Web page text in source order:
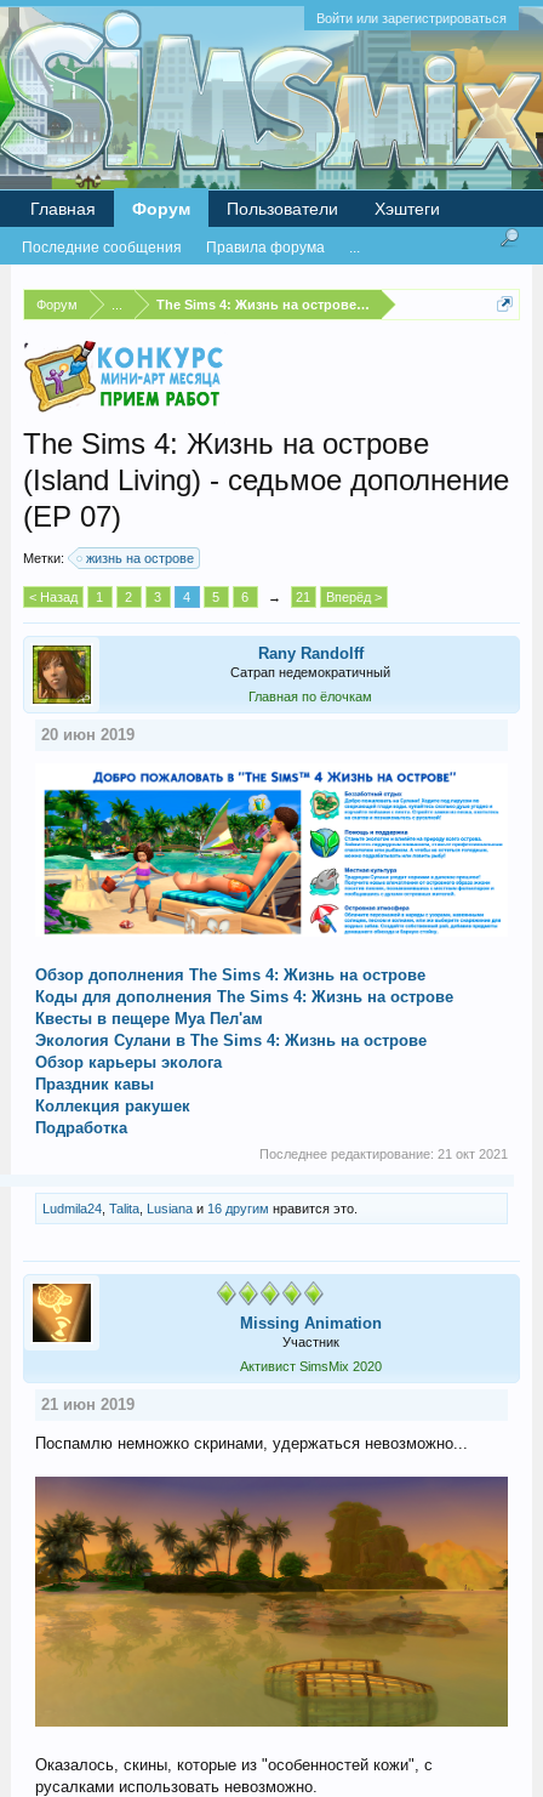
Войти или зарегистрироваться
Форум The Sims 4: Жизнь на острове (Island Living)
The Sims 4: Жизнь на острове
(Island Living) - седьмое дополнение
(EP 07)
Метки: жизнь на острове
< Назад 1 2 3 4 5 6 → 21 Вперёд >
Rany Randolff
Сатрап недемократичный
Главная по ёлочкам
20 июн 2019
Обзор дополнения The Sims 4: Жизнь на острове
Коды для дополнения The Sims 4: Жизнь на острове
Квесты в пещере Муа Пел'ам
Экология Сулани в The Sims 4: Жизнь на острове
Обзор карьеры эколога
Праздник кавы
Коллекция ракушек
Подработка
Последнее редактирование:21 окт 2021
Ludmila24, Talita, Lusianaи 16 другим нравится это.
Missing Animation
Участник
Активист SimsMix 2020
21 июн 2019
Поспамлю немножко скринами, удержаться невозможно...
Оказалось, скины, которые из "особенностей кожи", с
русалками использовать невозможно.
Главная Форум
Последние сообщения Правила форума ...
Пользователи Хэштеги